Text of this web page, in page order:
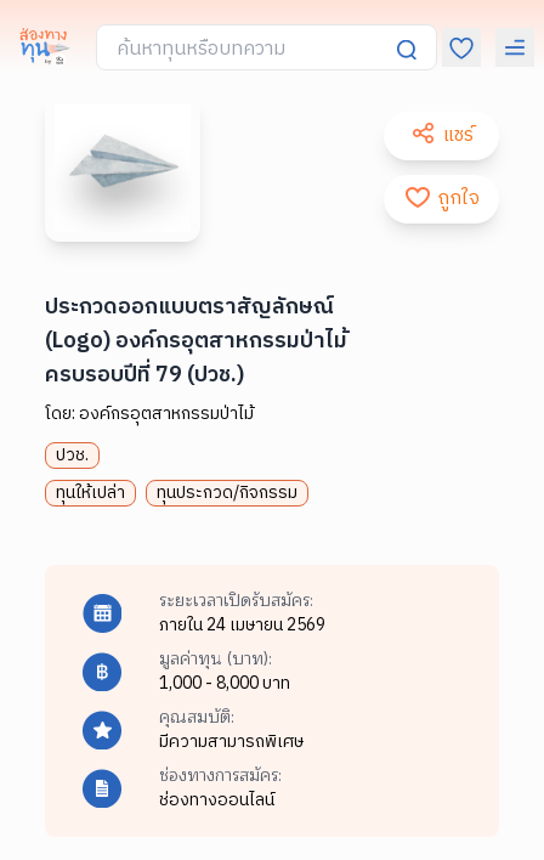
แชร์
ถูกใจ
ประกวดออกแบบตราสัญลักษณ์
(Logo) องค์กรอุตสาหกรรมป่าไม้
ครบรอบปีที่ 79 (ปวช.)
โดย:องค์กรอุตสาหกรรมป่าไม้
ปวช.
ทุนให้เปล่า
ทุนประกวด/กิจกรรม
ระยะเวลาเปิดรับสมัคร:
ภายใน 24 เมษายน 2569
มูลค่าทุน (บาท):
1,000 - 8,000 บาท
คุณสมบัติ:
มีความสามารถพิเศษ
ช่องทางการสมัคร:
ช่องทางออนไลน์